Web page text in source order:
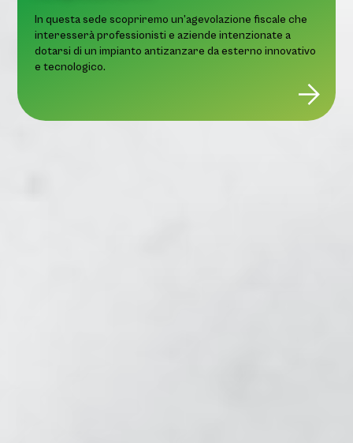
In questa sede scopriremo un’agevolazione fiscale che
interesserà professionisti e aziende intenzionate a
dotarsi di un impianto antizanzare da esterno innovativo
e tecnologico.